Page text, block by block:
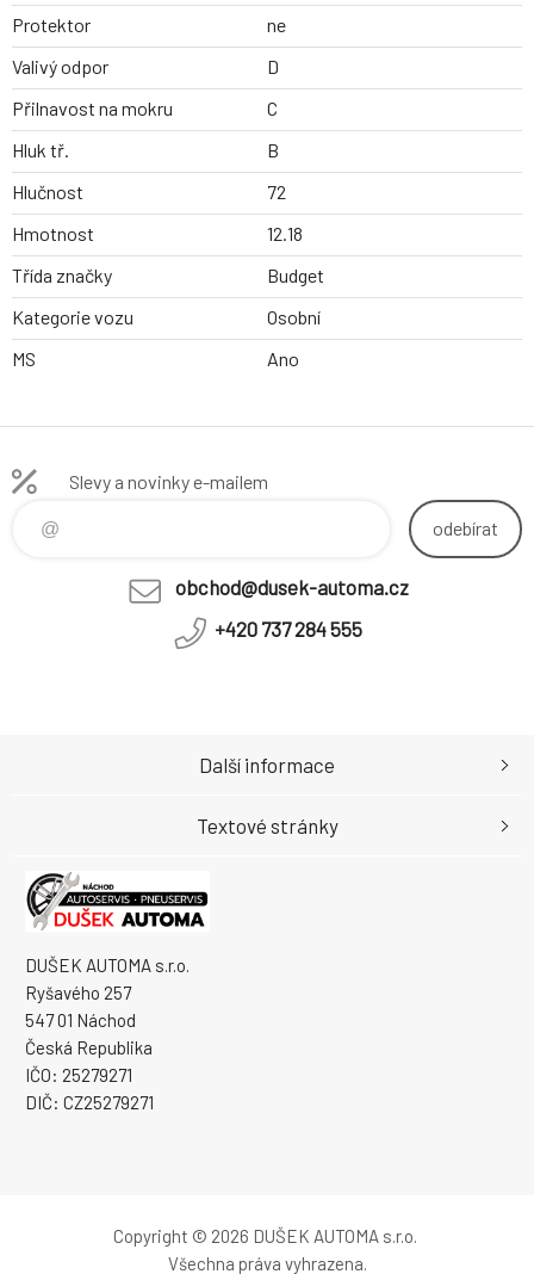
Protektor
ne
Valivý odpor
D
Přilnavost na mokru
C
Hluk tř.
B
Hlučnost
72
Hmotnost
12.18
Třída značky
Budget
Kategorie vozu
Osobní
MS
Ano
Slevy a novinky e-mailem
odebírat
obchod@dusek-automa.cz
+420 737 284 555
DUŠEK AUTOMA s.r.o.
Ryšavého 257
547 01 Náchod
Česká Republika
IČO: 25279271
DIČ: CZ25279271
Další informace
Textové stránky
Copyright © 2026 DUŠEK AUTOMA s.r.o.
Všechna práva vyhrazena.